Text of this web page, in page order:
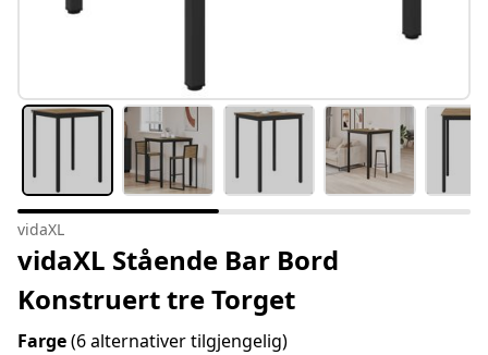
vidaXL
vidaXL Stående Bar Bord
Konstruert tre Torget
Farge(6 alternativer tilgjengelig)